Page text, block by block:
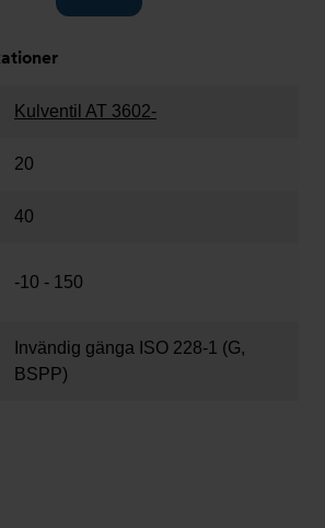
Kulventil AT 3602-
20
40
-10 - 150
Invändig gänga ISO 228-1 (G,
BSPP)